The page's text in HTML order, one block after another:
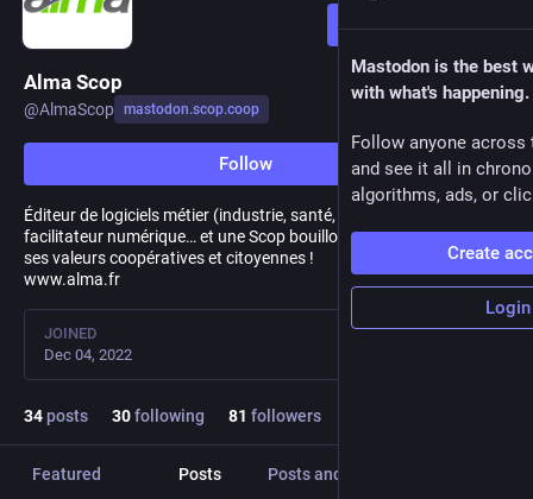
Follow
Alma Scop
@AlmaScop mastodon.scop.coop
Follow
Éditeur de logiciels métier (industrie, santé, collaboratif),
facilitateur numérique… et une Scop bouillonnante, très attachée à
ses valeurs coopératives et citoyennes !
www.alma.fr
JOINED
Dec 04, 2022
34posts 30following 81 followers
Featured Posts Posts and replies
Mastodon is the best
with what's happening.
Follow anyone across
and see it all in
algorithms, ads, or
Create
Login